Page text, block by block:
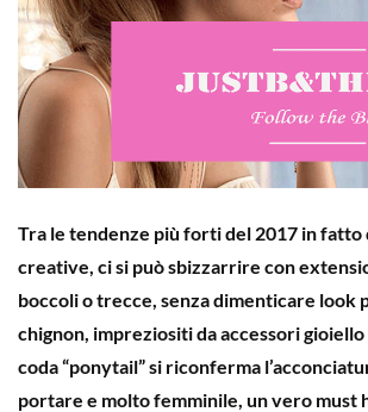
Tra le tendenze più forti del 2017 in fatto
creative, ci si può sbizzarrire con
boccoli o trecce, senza dimenticare look
chignon, impreziositi da accessori
coda“ponytail”si riconferma
portare e molto femminile, un vero must